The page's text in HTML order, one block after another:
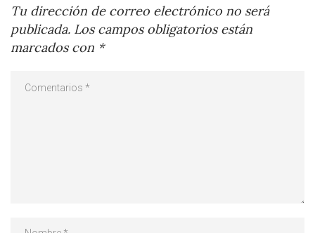
Tu dirección de correo electrónico no será
publicada. Los campos obligatorios están
marcados con *